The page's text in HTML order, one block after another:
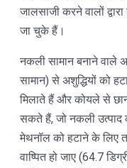
जालसाजी करने वालों
जा चुके हैं।
नकली सामान बनाने वाले
सामान) से अशुद्धियों को
मिलाते हैं और कोयले से
सकते हैं, जो नकली
मेथनॉल को हटाने के लिए
वाष्पित हो जाए (64.7